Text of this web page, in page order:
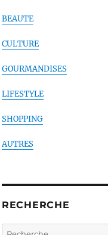
BEAUTE
CULTURE
GOURMANDISES
LIFESTYLE
SHOPPING
AUTRES
RECHERCHE
Recherche